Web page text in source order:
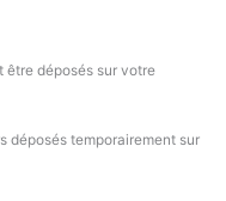
être déposés sur votre
déposés temporairement sur